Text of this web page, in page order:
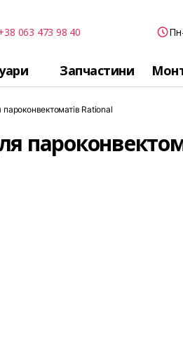
063 473 98 40
Запчастини
Rational